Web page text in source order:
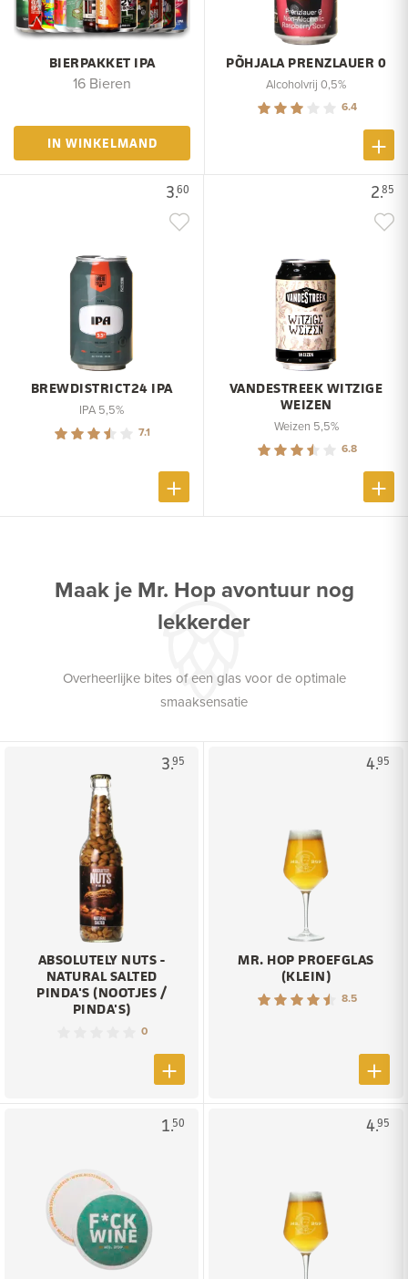
BIERPAKKET IPA
16 Bieren
IN WINKELMAND
PÕHJALA PRENZLAUER 0
Alcoholvrij 0,5%
6.4
3.60
BREWDISTRICT24 IPA
IPA 5,5%
7.1
2.85
VANDESTREEK WITZIGE
WEIZEN
Weizen 5,5%
6.8
Maak je Mr. Hop avontuur nog
lekkerder
Overheerlijke bites of een glas voor de optimale
smaaksensatie
3.95
ABSOLUTELY NUTS -
NATURAL SALTED
PINDA'S (NOOTJES /
PINDA'S)
0
4.95
MR. HOP PROEFGLAS
(KLEIN)
8.5
1.50 4.95